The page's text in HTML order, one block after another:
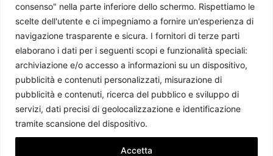
consenso" nella parte inferiore dello schermo. Rispettiamo le
scelte dell'utente e ci impegniamo a fornire un'esperienza di
navigazione trasparente e sicura. I fornitori di terze parti
elaborano i dati per i seguenti scopi e funzionalità speciali:
archiviazione e/o accesso a informazioni su un dispositivo,
pubblicità e contenuti personalizzati, misurazione di
pubblicità e contenuti, ricerca del pubblico e sviluppo di
servizi, dati precisi di geolocalizzazione e identificazione
tramite scansione del dispositivo.
Accetta
Giappone: riarmo possibile, ma a quale prezzo?
Master UNICAL - 9 Luglio 2026